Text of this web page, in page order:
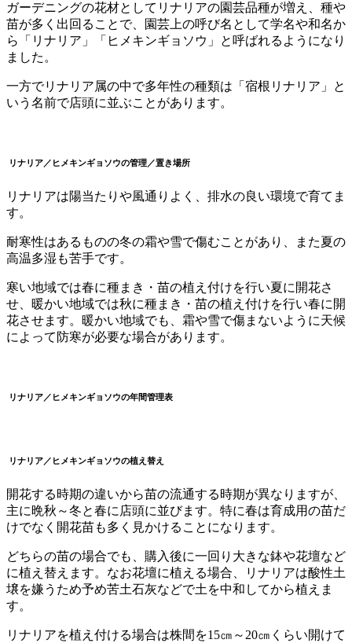
ガーデニングの花材としてリナリアの園芸品種が増え、種や
苗が多く出回ることで、園芸上の呼び名として学名や和名か
ら「リナリア」「ヒメキンギョソウ」と呼ばれるようになり
ました。
一方でリナリア属の中で多年性の種類は「宿根リナリア」と
いう名前で店頭に並ぶことがあります。
リナリア／ヒメキンギョソウの管理／置き場所
リナリアは陽当たりや風通りよく、排水の良い環境で育てま
す。
耐寒性はあるものの冬の霜や雪で傷むことがあり、また夏の
高温多湿も苦手です。
寒い地域では春に種まき・苗の植え付けを行い夏に開花さ
せ、暖かい地域では秋に種まき・苗の植え付けを行い春に開
花させます。暖かい地域でも、霜や雪で傷まないように天候
によって防寒が必要な場合があります。
リナリア／ヒメキンギョソウの年間管理表
リナリア／ヒメキンギョソウの植え替え
開花する時期の違いから苗の流通する時期が異なりますが、
主に晩秋～冬と春に店頭に並びます。特に春は育成用の苗だ
けでなく開花苗も多く見かけることになります。
どちらの苗の場合でも、購入後に一回り大きな鉢や花壇など
に植え替えます。なお花壇に植える場合、リナリアは酸性土
壌を嫌うため予め苦土石灰などで土を中和してから植えま
す。
リナリアを植え付ける場合は株間を15㎝～20㎝くらい開けて